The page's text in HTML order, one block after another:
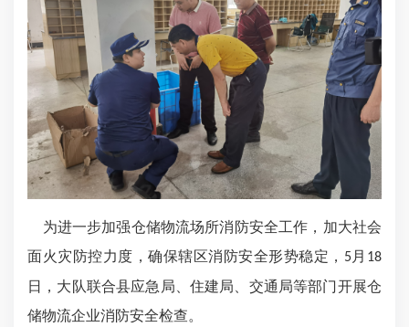
为进一步加强仓储物流场所消防安全工作，加大社会
面火灾防控力度，确保辖区消防安全形势稳定， 5月 18
日，大队联合县应急局、住建局、交通局等部门开展仓
储物流企业消防安全检查。